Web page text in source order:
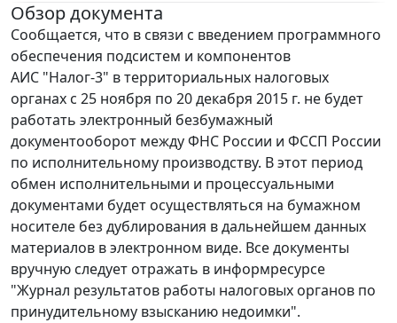
Обзор документа
Сообщается, что в связи с введением программного
обеспечения подсистем и компонентов
АИС "Налог-3" в территориальных налоговых
органах с 25 ноября по 20 декабря 2015 г. не будет
работать электронный безбумажный
документооборот между ФНС России и ФССП России
по исполнительному производству. В этот период
обмен исполнительными и процессуальными
документами будет осуществляться на бумажном
носителе без дублирования в дальнейшем данных
материалов в электронном виде. Все документы
вручную следует отражать в информресурсе
"Журнал результатов работы налоговых органов по
принудительному взысканию недоимки".